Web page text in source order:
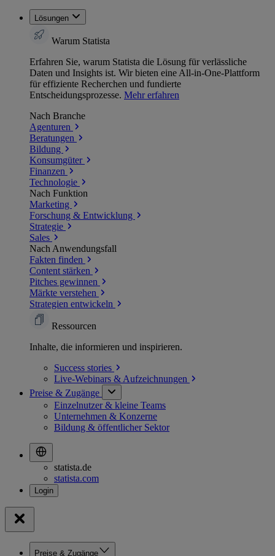
Lösungen
Warum Statista
Erfahren Sie, warum Statista die Lösung für verlässliche
Daten und Insights ist. Wir bieten eine All-in-One-Plattform
für effiziente Recherchen und fundierte
Entscheidungsprozesse. Mehr erfahren
Nach Branche
Agenturen
Beratungen
Bildung
Konsumgüter
Finanzen
Technologie
Nach Funktion
Marketing
Forschung & Entwicklung
Strategie
Sales
Nach Anwendungsfall
Fakten finden
Content stärken
Pitches gewinnen
Märkte verstehen
Strategien entwickeln
Ressourcen
Inhalte, die informieren und inspirieren.
Success stories
Live-Webinars & Aufzeichnungen
Preise & Zugänge
Einzelnutzer & kleine Teams
Unternehmen & Konzerne
Bildung & öffentlicher Sektor
statista.de
statista.com
Preise & Zugänge